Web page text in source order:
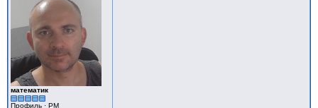
математик
Профиль · PM